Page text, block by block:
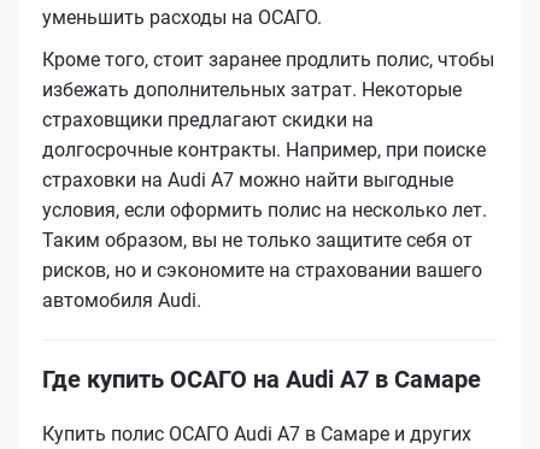
уменьшить расходы на ОСАГО.
Кроме того, стоит заранее продлить полис, чтобы
избежать дополнительных затрат. Некоторые
страховщики предлагают скидки на
долгосрочные контракты. Например, при поиске
страховки на Audi А7 можно найти выгодные
условия, если оформить полис на несколько лет.
Таким образом, вы не только защитите себя от
рисков, но и сэкономите на страховании вашего
автомобиля Audi.
Где купить ОСАГО на Audi A7 в Самаре
Купить полис ОСАГО Audi A7 в Самаре и других